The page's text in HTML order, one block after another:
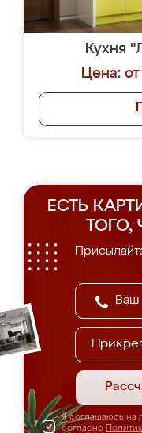
Кухня
Цена:
ЕСТЬ
Я соглашаюсь на
согласно